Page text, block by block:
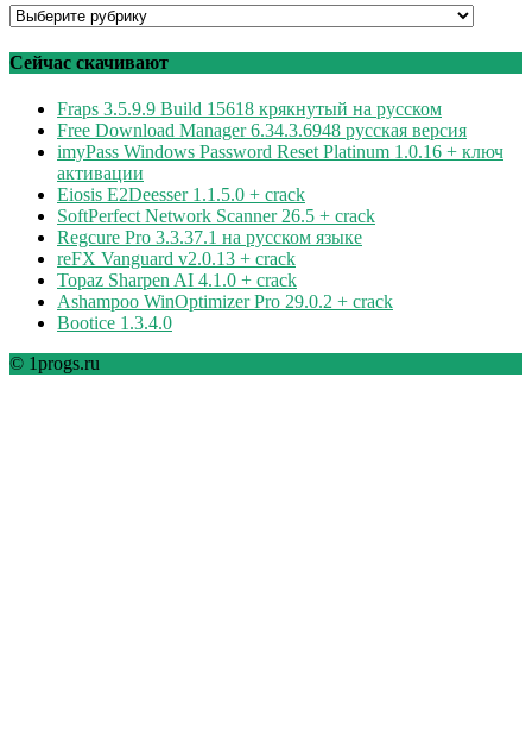
Программы
рубрикам
Сейчас скачивают
Fraps 3.5.9.9 Build 15618 крякнутый на русском
Free Download Manager 6.34.3.6948 русская версия
imyPass Windows Password Reset Platinum 1.0.16 + ключ
активации
Eiosis E2Deesser 1.1.5.0 + crack
SoftPerfect Network Scanner 26.5 + crack
Regcure Pro 3.3.37.1 на русском языке
reFX Vanguard v2.0.13 + crack
Topaz Sharpen AI 4.1.0 + crack
Ashampoo WinOptimizer Pro 29.0.2 + crack
Bootice 1.3.4.0
© 1progs.ru